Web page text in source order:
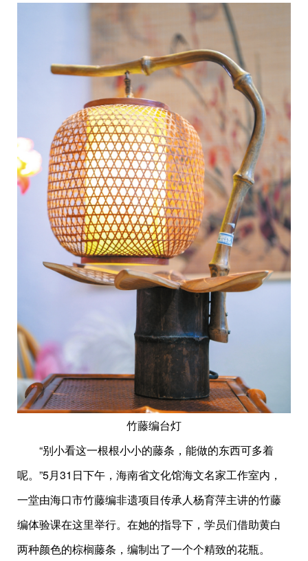
竹藤编台灯
“别小看这一根根小小的藤条，能做的东西可多着
呢。”5月31日下午，海南省文化馆海文名家工作室内，
一堂由海口市竹藤编非遗项目传承人杨育萍主讲的竹藤
编体验课在这里举行。在她的指导下，学员们借助黄白
两种颜色的棕榈藤条，编制出了一个个精致的花瓶。